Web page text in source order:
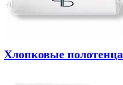
Хлопковые полотенца